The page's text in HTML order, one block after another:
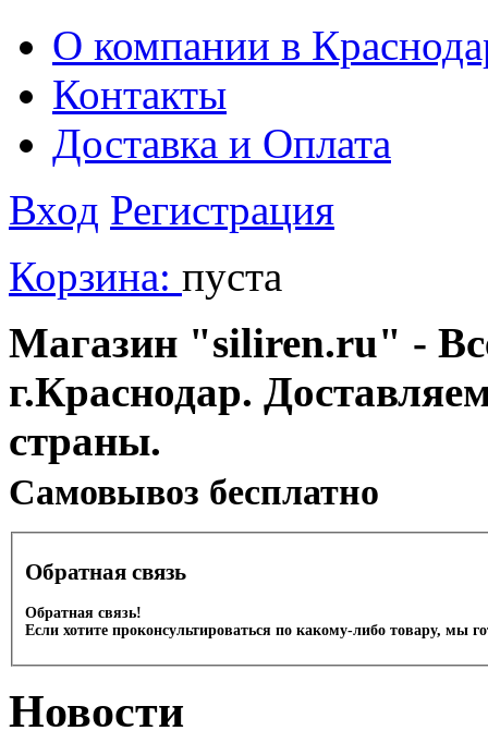
О компании в
Контакты
Доставка и Оплата
Вход Регистрация
Корзина: пуста
Магазин "siliren.ru" -
г.Краснодар.
страны.
Cамовывоз бесплатно
Обратная связь
Обратная связь!
Если хотите проконсультироваться по какому-либо товару, мы
Новости